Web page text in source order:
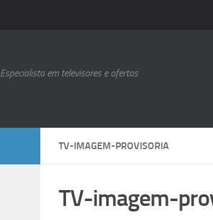
Especialista em televisores e ofertas
TV-IMAGEM-PROVISORIA
TV-imagem-